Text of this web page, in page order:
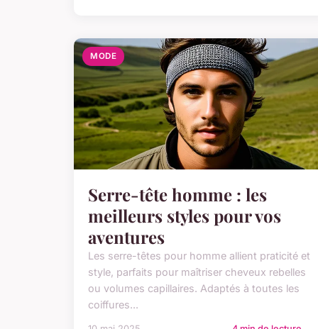
MODE
Serre-tête homme : les
meilleurs styles pour vos
aventures
Les serre-têtes pour homme allient praticité et
style, parfaits pour maîtriser cheveux rebelles
ou volumes capillaires. Adaptés à toutes les
coiffures...